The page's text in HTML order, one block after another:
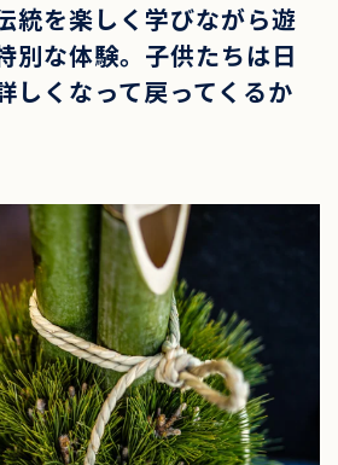
統を楽しく学びながら遊
別な体験。子供たちは日
しくなって戻ってくるか